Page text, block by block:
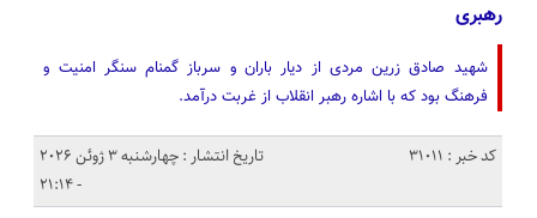
رهبری
شهید صادق زرین مردی از دیار باران و سرباز گمنام سنگر امنیت و
فرهنگ بود که با اشاره‌ رهبر انقلاب از غربت درآمد.
کد خبر : 31011
تاریخ انتشار : چهارشنبه 3 ژوئن 2026
- 21:14